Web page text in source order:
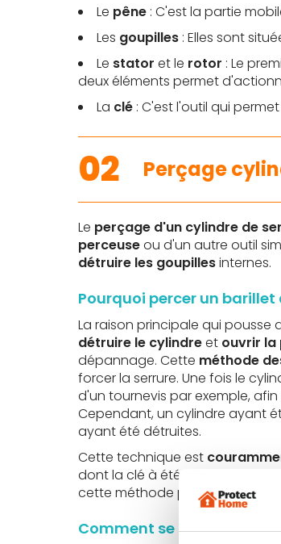
Le pêne : C'est la partie
Les goupilles : Elles sont
Le stator et le rotor : Le
deux éléments permet
La clé : C'est l'outil qui
02 Perçage
Le perçage d'un cylindre de
perceuseou d'un autre outil
détruire les goupillesinternes.
Pourquoi percer un barillet
La raison principale qui pousse
détruire le cylindreet ouvrir la
dépannage. Cette méthode
forcer la serrure. Une fois le
d'un tournevis par exemple,
Cependant, un cylindre ayant
ayant été détruites.
Cette technique est
dont la clé à été perdue. De
cette méthode pour s'introduire
Comment se fait le